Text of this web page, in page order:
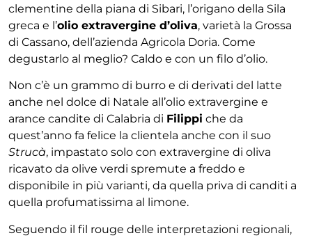
clementine della piana di Sibari, l’origano della Sila
greca e l’olio extravergine d’oliva, varietà la Grossa
di Cassano, dell’azienda Agricola Doria. Come
degustarlo al meglio? Caldo e con un filo d’olio.
Non c’è un grammo di burro e di derivati del latte
anche nel dolce di Natale all’olio extravergine e
arance candite di Calabria di Filippi che da
quest’anno fa felice la clientela anche con il suo
Strucà, impastato solo con extravergine di oliva
ricavato da olive verdi spremute a freddo e
disponibile in più varianti, da quella priva di canditi a
quella profumatissima al limone.
Seguendo il fil rouge delle interpretazioni regionali,